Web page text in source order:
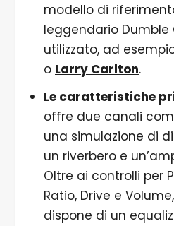
modello di
leggendario Dumble
utilizzato, ad
o Larry Carlton.
Le caratteristiche
offre due canali
una simulazione di
un riverbero e
Oltre ai controlli per
Ratio, Drive e
dispone di un